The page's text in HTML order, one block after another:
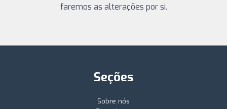
faremos as alterações por si.
Seções
Sobre nós